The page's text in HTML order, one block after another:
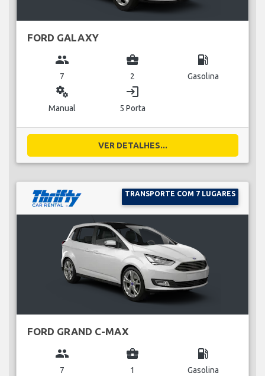
FORD GALAXY
group
7
business_center
2
local_gas_station
Gasolina
miscellaneous_services
Manual
login
5 Porta
VER DETALHES...
TRANSPORTE COM 7 LUGARES
FORD GRAND C-MAX
group
7
business_center
1
local_gas_station
Gasolina